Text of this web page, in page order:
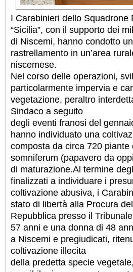
I Carabinieri dello Squadrone
“Sicilia”, con il supporto dei
di Niscemi, hanno condotto
rastrellamento in un’area
niscemese.
Nel corso delle operazioni,
particolarmente impervia e
vegetazione, peraltro
Sindaco a seguito
degli eventi franosi del
hanno individuato una
composta da circa 720 piante
somniferum (papavero da
di maturazione.Al termine
finalizzati a individuare i
coltivazione abusiva, i
stato di libertà alla Procura
Repubblica presso il
57 anni e una donna di 48
a Niscemi e pregiudicati,
coltivazione illecita
della predetta specie